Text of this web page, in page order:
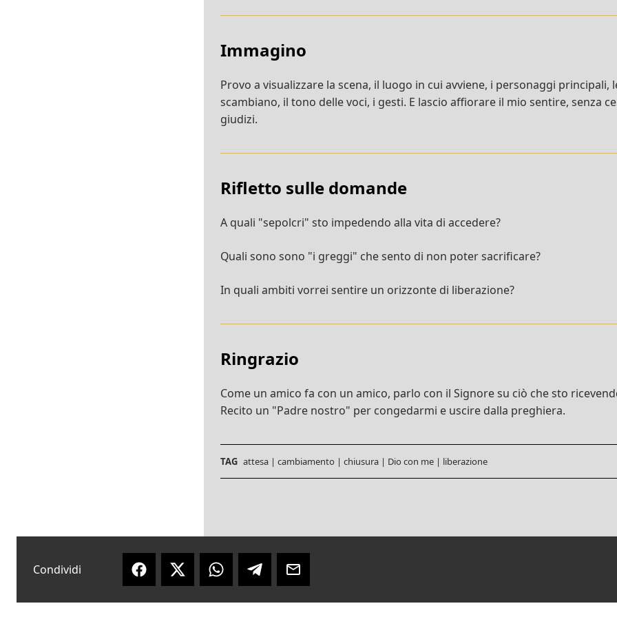
Immagino
Provo a visualizzare la scena, il luogo in cui avviene, i personaggi principali,
scambiano, il tono delle voci, i gesti. E lascio affiorare il mio sentire, senza
giudizi.
Rifletto sulle domande
A quali "sepolcri" sto impedendo alla vita di accedere?
Quali sono sono "i greggi" che sento di non poter sacrificare?
In quali ambiti vorrei sentire un orizzonte di liberazione?
Ringrazio
Come un amico fa con un amico, parlo con il Signore su ciò che sto
Recito un "Padre nostro" per congedarmi e uscire dalla preghiera.
TAG attesa | cambiamento | chiusura | Dio con me | liberazione
Condividi